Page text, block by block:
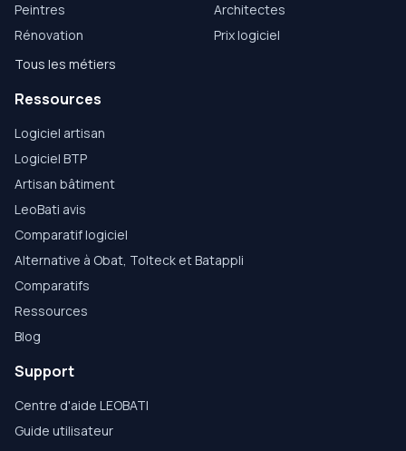
Peintres
Architectes
Rénovation
Prix logiciel
Tous les métiers
Ressources
Logiciel artisan
Logiciel BTP
Artisan bâtiment
LeoBati avis
Comparatif logiciel
Alternative à Obat, Tolteck et Batappli
Comparatifs
Ressources
Blog
Support
Centre d'aide LEOBATI
Guide utilisateur